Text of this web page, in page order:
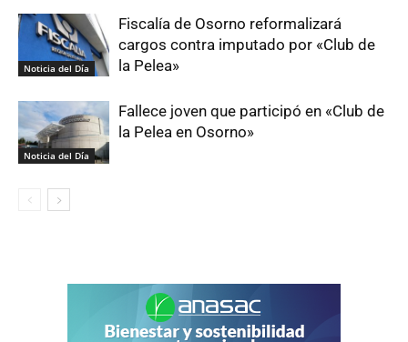
Noticia del Día
Fiscalía de Osorno reformalizará
cargos contra imputado por «Club de
la Pelea»
Noticia del Día
Fallece joven que participó en «Club de
la Pelea en Osorno»